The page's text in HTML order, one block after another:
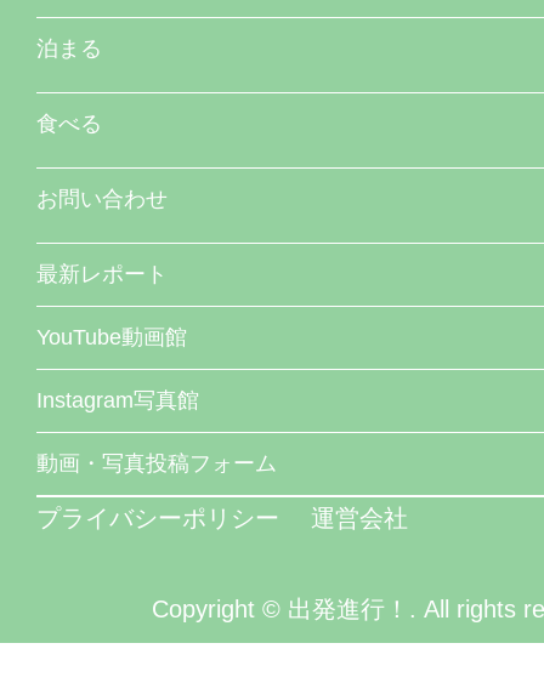
泊まる
食べる
お問い合わせ
最新レポート
YouTube動画館
Instagram写真館
動画・写真投稿フォーム
プライバシーポリシー 運営会社
Copyright © 出発進行！. All rights